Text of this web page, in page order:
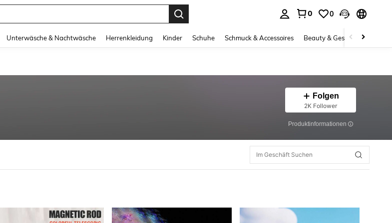
0 0
Unterwäsche & Nachtwäsche Herrenkleidung Kinder Schuhe Schmuck & Accessoires Beauty & Gesundheit
Folgen
2K Follower
Produktinformationen